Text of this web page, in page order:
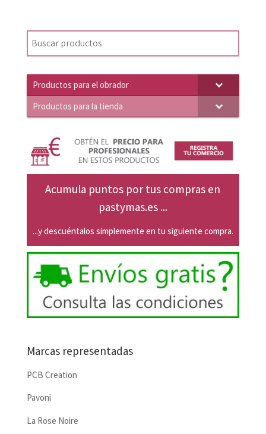
original
era:
actual
es:
Productos para el obrador
Productos para la tienda
Acumula puntos por tus compras en
pastymas.es ...
...y descuéntalos simplemente en tu siguiente compra.
Marcas representadas
PCB Creation
Pavoni
La Rose Noire